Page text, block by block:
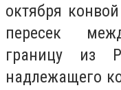
октября
пересек
границу из
надлежащего